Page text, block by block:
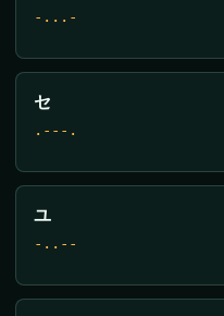
-...-
セ
.---.
ユ
-..--